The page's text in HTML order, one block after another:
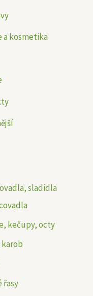
a kosmetika
sladidla
kečupy, octy
karob
řasy